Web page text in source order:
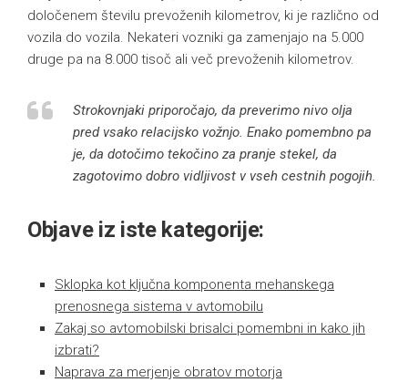
določenem številu prevoženih kilometrov, ki je različno od
vozila do vozila. Nekateri vozniki ga zamenjajo na 5.000
druge pa na 8.000 tisoč ali več prevoženih kilometrov.
Strokovnjaki priporočajo, da preverimo nivo olja
pred vsako relacijsko vožnjo. Enako pomembno pa
je, da dotočimo tekočino za pranje stekel, da
zagotovimo dobro vidljivost v vseh cestnih pogojih.
Objave iz iste kategorije:
Sklopka kot ključna komponenta mehanskega
prenosnega sistema v avtomobilu
Zakaj so avtomobilski brisalci pomembni in kako jih
izbrati?
Naprava za merjenje obratov motorja